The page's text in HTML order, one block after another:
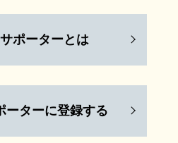
ポーターとは
ーターに登録する